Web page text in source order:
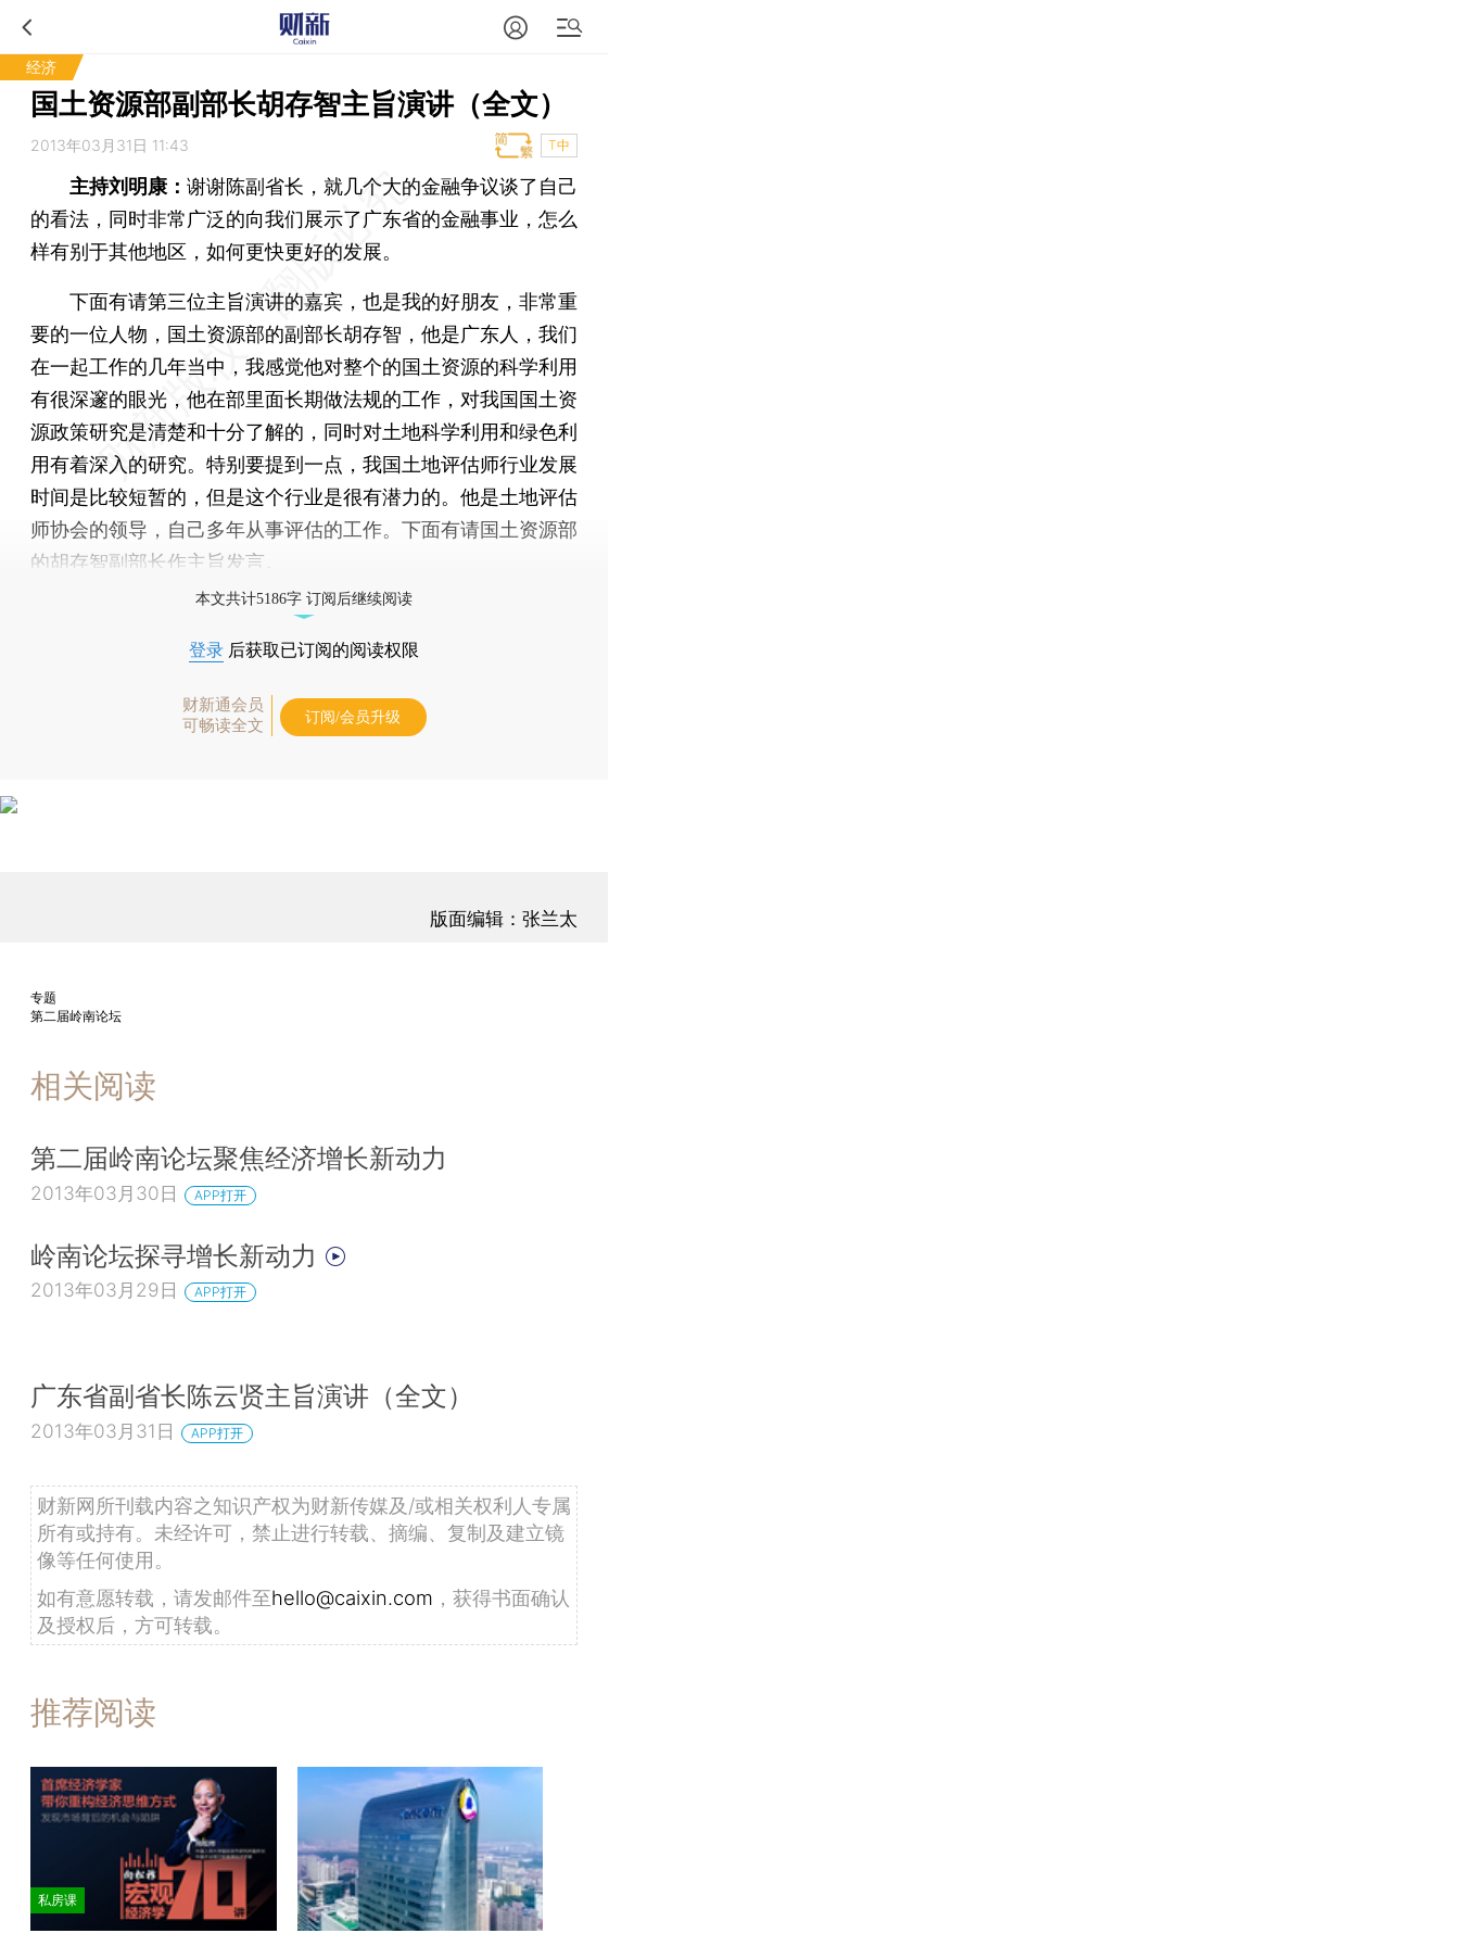
经济
国土资源部副部长胡存智主旨演讲（全文）
2013年03月31日 11:43 T中
主持刘明康： 谢谢陈副省长，就几个大的金融争议谈了自己
的看法，同时非常广泛的向我们展示了广东省的金融事业，怎么
样有别于其他地区，如何更快更好的发展。
下面有请第三位主旨演讲的嘉宾，也是我的好朋友，非常重
要的一位人物，国土资源部的副部长胡存智，他是广东人，我们
在一起工作的几年当中，我感觉他对整个的国土资源的科学利用
有很深邃的眼光，他在部里面长期做法规的工作，对我国国土资
源政策研究是清楚和十分了解的，同时对土地科学利用和绿色利
用有着深入的研究。特别要提到一点，我国土地评估师行业发展
时间是比较短暂的，但是这个行业是很有潜力的。他是土地评估
师协会的领导，自己多年从事评估的工作。下面有请国土资源部
的胡存智副部长作主旨发言。
本文共计5186字 订阅后继续阅读
登录 后获取已订阅的阅读权限
财新通会员
可畅读全文
订阅/会员升级
版面编辑：张兰太
专题
第二届岭南论坛
相关阅读
第二届岭南论坛聚焦经济增长新动力
2013年03月30日 APP打开
岭南论坛探寻增长新动力
2013年03月29日 APP打开
广东省副省长陈云贤主旨演讲（全文）
2013年03月31日 APP打开
财新网所刊载内容之知识产权为财新传媒及/或相关权利人专属
所有或持有。未经许可，禁止进行转载、摘编、复制及建立镜
像等任何使用。
如有意愿转载，请发邮件至hello@caixin.com ，获得书面确认
及授权后，方可转载。
推荐阅读
私房课